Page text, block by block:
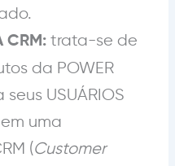
CRM:trata-se de
da POWER
USUÁRIOS
uma
(Customer